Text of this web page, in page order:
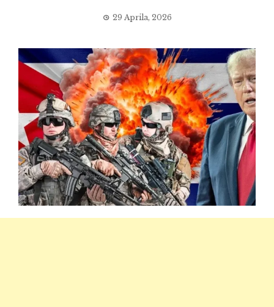
29 Aprila, 2026